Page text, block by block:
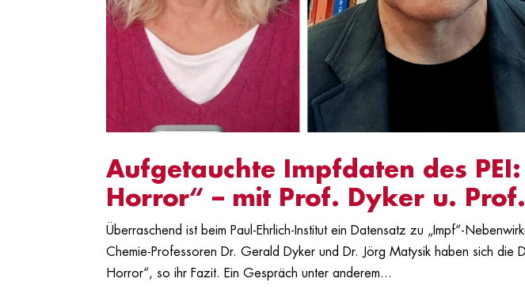
Aufgetauchte Impfdaten des
Horror“ – mit Prof. Dyker u.
Überraschend ist beim Paul-Ehrlich-Institut ein Datensatz zu „Impf“-
Chemie-Professoren Dr. Gerald Dyker und Dr. Jörg Matysik haben sich die
Horror“, so ihr Fazit. Ein Gespräch unter anderem...